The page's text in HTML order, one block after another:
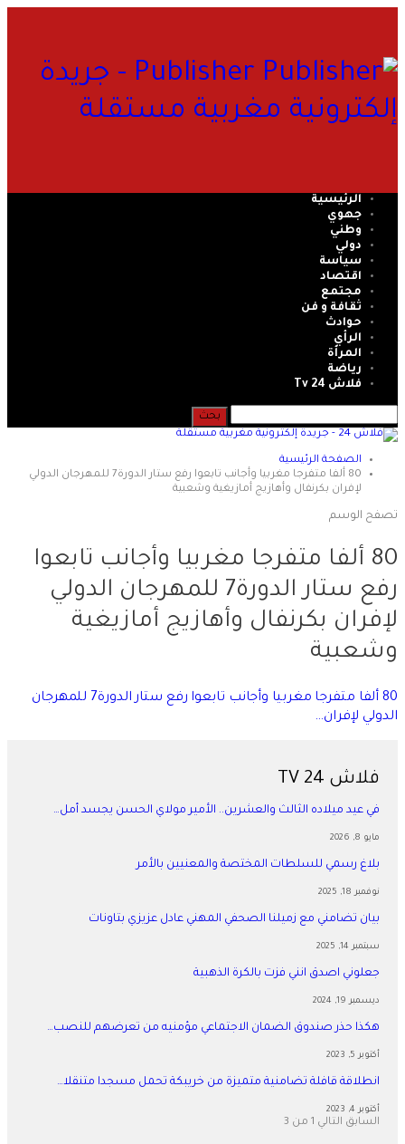
Publisher - جريدة
إلكترونية مغربية مستقلة
الرئيسية
جهوي
وطني
دولي
سياسة
اقتصاد
مجتمع
ثقافة و فن
حوادث
الرأي
المرأة
رياضة
فلاش 24 Tv
الصفحة الرئيسية
80 ألفا متفرجا مغربيا وأجانب تابعوا رفع ستار الدورة7 للمهرجان الدولي
لإفران بكرنفال وأهازيج أمازيغية وشعبية
تصفح الوسم
80 ألفا متفرجا مغربيا وأجانب تابعوا
رفع ستار الدورة7 للمهرجان الدولي
لإفران بكرنفال وأهازيج أمازيغية
وشعبية
80 ألفا متفرجا مغربيا وأجانب تابعوا رفع ستار الدورة7 للمهرجان
الدولي لإفران…
فلاش 24 TV
في عيد ميلاده الثالث والعشرين.. الأمير مولاي الحسن يجسد أمل…
مايو 8, 2026
بلاغ رسمي للسلطات المختصة والمعنيين بالأمر
نوفمبر 18, 2025
بيان تضامني مع زميلنا الصحفي المهني عادل عزيزي بتاونات
سبتمبر 14, 2025
جعلوني اصدق انني فزت بالكرة الذهبية
ديسمبر 19, 2024
هكذا حذر صندوق الضمان الاجتماعي مؤمنيه من تعرضهم للنصب…
أكتوبر 5, 2023
انطلاقة قافلة تضامنية متميزة من خريبكة تحمل مسجدا متنقلا…
أكتوبر 4, 2023
السابق التالي 1 من 3